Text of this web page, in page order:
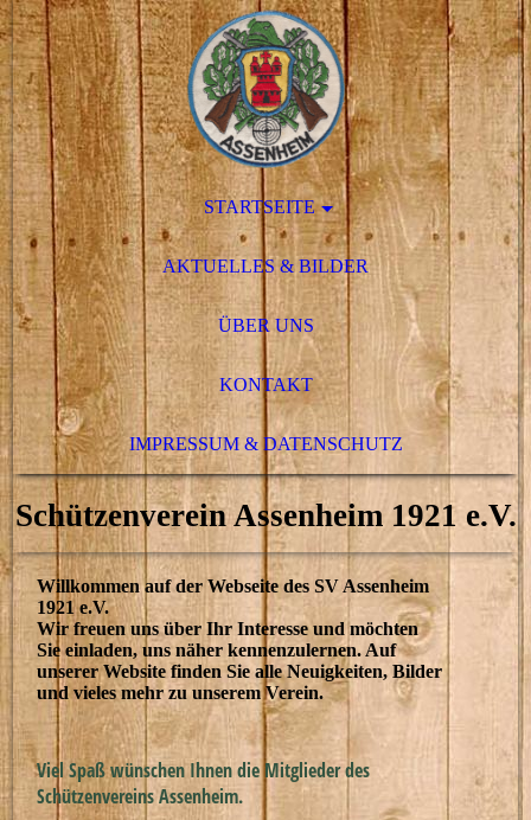
STARTSEITE
AKTUELLES & BILDER
ÜBER UNS
KONTAKT
IMPRESSUM & DATENSCHUTZ
Schützenverein Assenheim 1921 e.V.
Willkommen auf der Webseite des SV Assenheim
1921 e.V.
Wir freuen uns über Ihr Interesse und möchten
Sie einladen, uns näher kennenzulernen. Auf
unserer Website finden Sie alle Neuigkeiten, Bilder
und vieles mehr zu unserem Verein.
Viel Spaß wünschen Ihnen die Mitglieder des
Schützenvereins Assenheim.